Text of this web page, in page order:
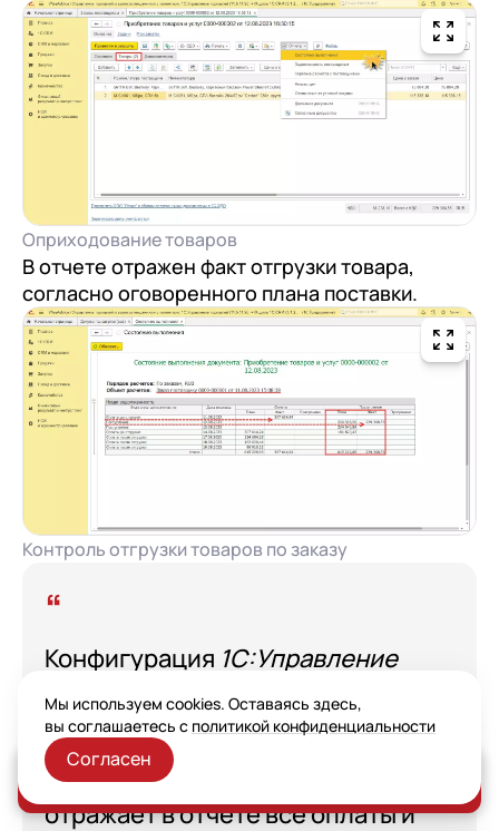
Оприходование товаров
В отчете отражен факт отгрузки товара,
согласно оговоренного плана поставки.
Контроль отгрузки товаров по заказу
Конфигурация 1С:Управление
дает возможность
пользователю контролировать
все операции по работе с
поставщиками. Программа
отражает в отчете все оплаты и
Заказать консультацию
Мы используем cookies. Оставаясь здесь,
вы соглашаетесь с политикой конфиденциальности
Согласен